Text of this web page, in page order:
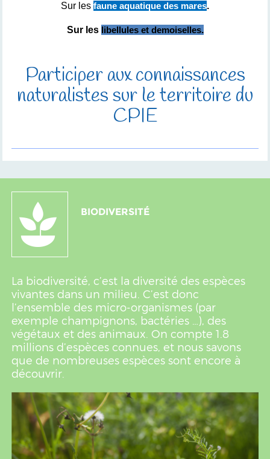
Sur les faune aquatique des mares.
Sur les libellules et demoiselles.
Participer aux connaissances
naturalistes sur le territoire du
CPIE
BIODIVERSITÉ
La biodiversité, c’est la diversité des espèces
vivantes dans un milieu. C’est donc
l’ensemble des micro-organismes (par
exemple champignons, bactéries …), des
végétaux et des animaux. On compte 1.8
millions d’espèces connues, et nous savons
que de nombreuses espèces sont encore à
découvrir.